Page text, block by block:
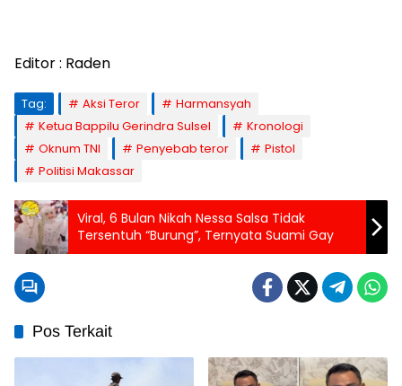
Editor : Raden
Tag: Aksi Teror
Harmansyah
Ketua Bappilu Gerindra Sulsel
Kronologi
Oknum TNI
Penyebab teror
Pistol
Politisi Makassar
Viral, 6 Bulan Nikah Nessa Salsa Tidak
Tersentuh “Burung”, Ternyata Suami Gay
Pos Terkait